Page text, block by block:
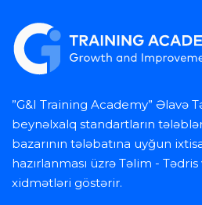
”G&I Training Academy” Əlavə
beynəlxalq standartların
bazarının tələbatına uyğun
hazırlanması üzrə Təlim -
xidmətləri göstərir.